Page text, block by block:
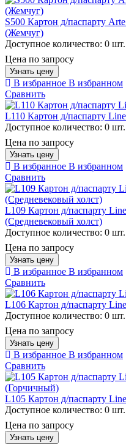
S500 Картон д/паспарту
(Жемчуг)
Доступное количество: 0 шт.
Цена по запросу
Узнать цену
В избранное В избранном
Сравнить
L110 Картон д/паспарту
Доступное количество: 0 шт.
Цена по запросу
Узнать цену
В избранное В избранном
Сравнить
L109 Картон д/паспарту
(Средневековый холст)
Доступное количество: 0 шт.
Цена по запросу
Узнать цену
В избранное В избранном
Сравнить
L106 Картон д/паспарту
Доступное количество: 0 шт.
Цена по запросу
Узнать цену
В избранное В избранном
Сравнить
L105 Картон д/паспарту
Доступное количество: 0 шт.
Цена по запросу
Узнать цену